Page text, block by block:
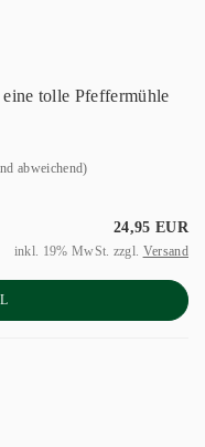
tolle Pfeffermühle
abweichend)
24,95 EUR
inkl. 19% MwSt. zzgl. Versand